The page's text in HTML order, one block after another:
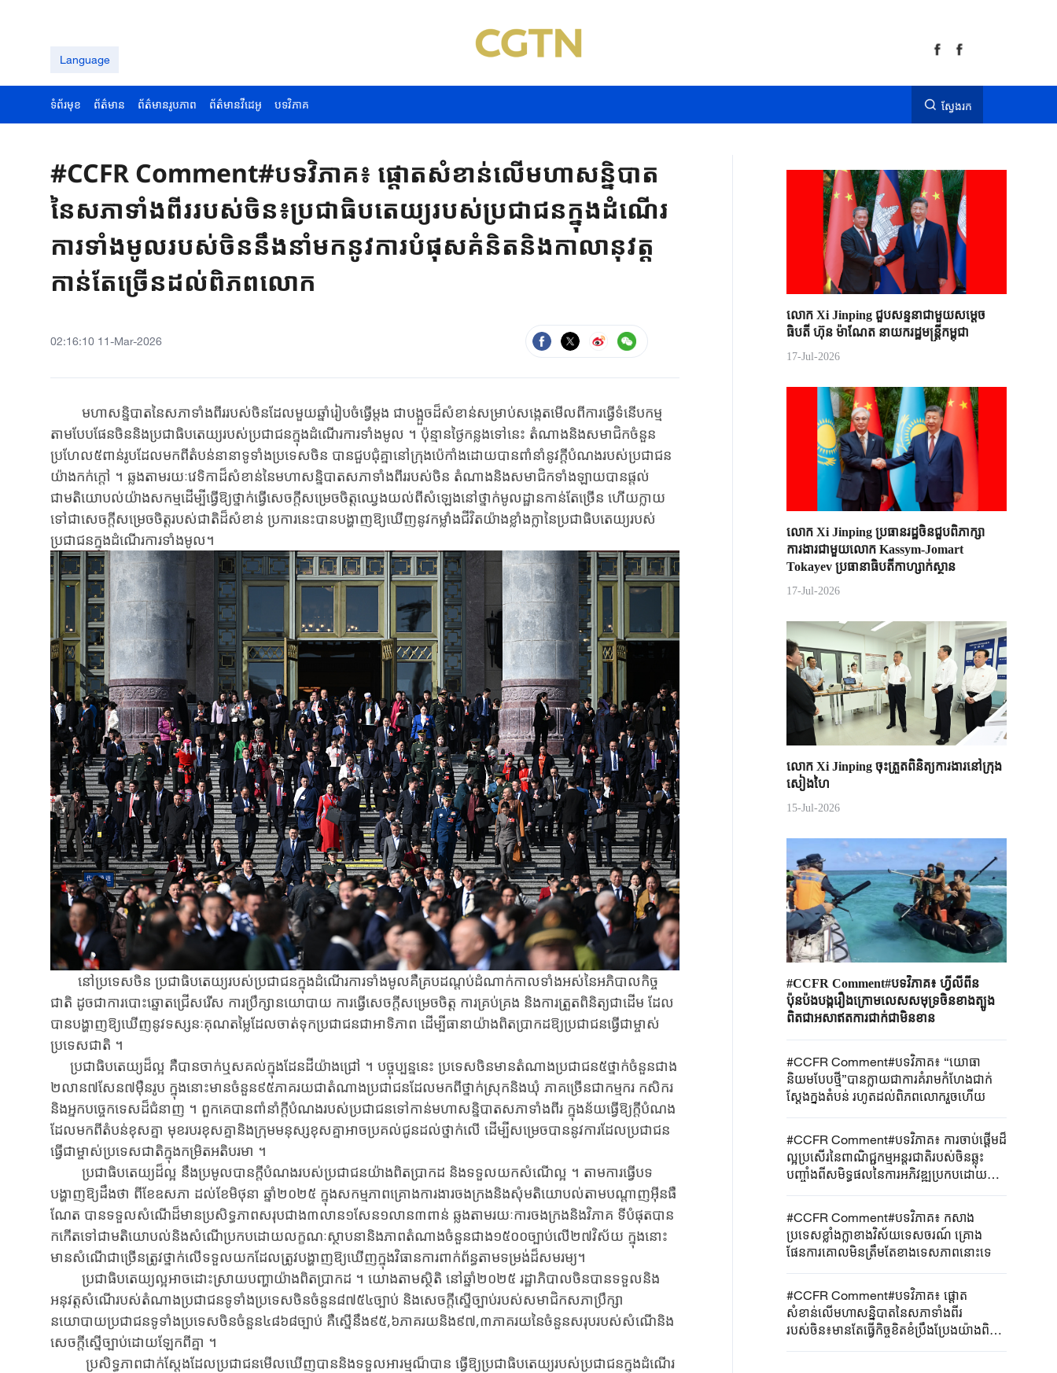
Language
ទំព័រមុខ ព័ត៌មាន ព័ត៌មានរូបភាព ព័ត៌មានវីដេអូ បទវិភាគ ស្វែងរក
#CCFR Comment#បទវិភាគ៖ ផ្តោតសំខាន់លើមហាសន្និបាត
នៃសភាទាំងពីររបស់ចិន៖ប្រជាធិបតេយ្យរបស់ប្រជាជនក្នុងដំណើរ
ការទាំងមូលរបស់ចិននឹងនាំមកនូវការបំផុសគំនិតនិងកាលានុវត្ត
កាន់តែច្រើនដល់ពិភពលោក
02:16:10 11-Mar-2026
មហាសន្និបាតនៃសភាទាំងពីរ​របស់​ចិនដែល​មួយ​ឆ្នាំ​រៀប​ចំ​ធ្វើ​ម្តង ជា​បង្អួច​ដ៏សំខាន់​ស​ម្រាប់​សង្កេត​មើល​ពី​ការ​ធ្វើ​ទំនើប​កម្ម​
តាម​បែប​ផែន​ចិន​និង​ប្រជាធិបតេយ្យ​របស់​ប្រ​ជា​ជន​ក្នុង​ដំណើរការទាំងមូល ។ ប៉ុន្មាន​ថ្ងៃ​កន្លង​ទៅនេះ តំណាង​និង​សមាជិក​ចំនួន
ប្រហែល​៥​ពាន់​រូប​ដែល​មក​ពីតំបន់​នានា​​ទូទាំង​ប្រទេសចិន​ បាន​ជួប​ជុំ​គ្នា​នៅក្រុង​ប៉េកាំង​ដោយ​បានពាំ​នាំ​នូវ​ក្តីបំណងរបស់ប្រជាជន
យ៉ាង​កក់ក្តៅ ។ ​ឆ្លង​តាម​រយៈវេទិកា​ដ៏សំខាន់​នៃ​មហាសន្និបាត​សភាទាំង​ពីរ​របស់​ចិន​ តំណាង​និង​សមាជិក​ទាំងឡាយ​បាន​ផ្តល់
ជាមតិយោបល់យ៉ាង​សកម្ម​ដើម្បី​ធ្វើ​ឱ្យ​ថ្នាក់ធ្វើ​សេចក្តីសម្រេចចិត្ត​ឈ្វេង​យល់​ពី​​សំឡេង​នៅ​ថ្នាក់​មូលដ្ឋាន​កាន់តែច្រើន​ ​ហើយ​ក្លាយ​
ទៅជា​សេចក្តី​សម្រេច​ចិត្ត​របស់​ជាតិ​ដ៏សំខាន់​ ប្រកា​រនេះ​បាន​បង្ហាញ​ឱ្យ​ឃើញនូ​វ​កម្លាំង​ជីវិត​យ៉ាង​ខ្លាំង​ក្លា​នៃ​ប្រជាធិបតេយ្យរបស់
ប្រជាជនក្នុងដំណើរការទាំងមូល។
នៅប្រទេស​ចិន​ ប្រជាធិបតេយ្យរបស់ប្រជាជនក្នុង​ដំណើរការទាំងមូលគឺគ្រប​ដណ្តប់​ដំណា​ក់​កាលទាំង​អស់​នៃអភិបាល​កិច្ច​
ជាតិ​ ដូច​ជា​ការ​បោះឆ្នោតជ្រើសរើស ការ​ប្រឹក្សា​នយោ​បាយ​ ការ​ធ្វើ​សេចក្តី​សម្រេចចិត្ត​ ការ​គ្រប់​គ្រង​ និង​ការ​ត្រួត​ពិនិត្យ​ជាដើម​ ដែល​
បាន​បង្ហា​ញ​ឱ្យ​ឃើញនូវ​​ទស្សនៈគុណតម្លៃដែល​ចាត់​ទុក​ប្រជាជន​ជា​អាទិភាព ដើម្បីធានា​យ៉ាង​ពិត​ប្រា​ក​ដ​ឱ្យ​ប្រជាជនធ្វើជាម្ចាស់
ប្រទេស​ជាតិ ។
ប្រជាធិបតេយ្យដ៏ល្អ គឺបាន​ចាក់ឬសគល់ក្នុងដែន​ដី​យ៉ាងជ្រៅ ។ បច្ចុប្បន្ន​នេះ ប្រ​ទេ​ស​ចិន​មាន​តំណាង​ប្រជាជន​៥ថ្នាក់​ចំនួន​ជាង​
២លាន​៧សែន​៧ម៉ឺន​រូប ក្នុង​នោះ​មាន​ចំនួន​៩៥​ភាគ​រយ​ជាតំណាង​ប្រជាជន​ដែល​មក​ពី​ថ្នាក់​ស្រុក​និង​ឃុំ ភាគច្រើន​ជា​កម្មករ​ កសិករ​
និង​អ្នក​បច្ចេកទេសដ៏​ជំនាញ​​ ។ ពួក​គេ​បាន​ពាំនាំ​​ក្តីបំណង​របស់​ប្រជាជន​ទៅកាន់​មហាសន្និបាត​សភា​ទាំង​ពីរ​ ក្នុង​ន័យ​ធ្វើ​ឱ្យ​ក្តីបំណង​
ដែល​មក​ពី​តំបន់​ខុស​គ្នា មុខ​របរ​ខុស​គ្នា​និងក្រុម​​មនុស្ស​ខុស​គ្នា​អាច​ប្រគល់​ជូន​ដល់​ថ្នាក់​លើ​ ដើម្បី​សម្រេច​បាន​នូវ​ការ​ដែល​ប្រជាជ​ន​
ធ្វើ​ជា​ម្ចាស់​​ប្រ​ទេស​ជាតិក្នុងកម្រិតអតិបរមា ។
ប្រជាធិបតេយ្យដ៏ល្អ នឹងប្រមូល​បាន​ក្តីបំណង​របស់​ប្រជាជន​យ៉ាង​ពិត​ប្រាកដ និង​ទទួល​យក​សំណើល្អ ។ តាមការធ្វើ​បទ​
បង្ហាញ​​ឱ្យដឹងថា ពីខែ​ឧសភា ដល់​ខែ​មិថុនា​ ឆ្នាំ​២០​​២៥ ក្នុង​សកម្មភាពគ្រោង​ការងារចងក្រងនិង​​សុំមតិយោបល់តាម​បណ្តាញអ៊ីនធឺ​
ណែត បាន​ទទួល​សំណើដ៏មាន​ប្រសិទ្ធភាពសរុប​ជាង​៣លាន​១សែន​១លាន​៣ពាន់​ ឆ្លង​តាមរយៈការ​ចង​ក្រង​និង​វិភាគ ទីបំផុត​បាន
កកើត​ទៅជា​មតិ​យោបល់​និង​សំណើ​ប្រក​បដោយ​លក្ខណៈ​ស្ថា​ប​នា​និង​ភាពតំណាង​ចំនួន​ជាង​១៥០០ច្បាប់​លើ​២៧វិស័យ​ ក្នុង​នោះ​
មាន​សំណើ​ជា​ច្រើន​ត្រូ​វ​ថ្នាក់​លើ​ទទួល​យក​ដែល​ត្រូវ​បង្ហាញ​ឱ្យ​ឃើញ​​ក្នុង​វិធានការ​ពាក់ព័ន្ធតាម​ទម្រង់​ដ៏សមរម្យ​។
ប្រជាធិបតេយ្យល្អ​អាច​ដោះ​ស្រាយ​បញ្ហា​យ៉ាង​ពិត​ប្រាកដ ។ យោងតាម​ស្ថិតិ នៅឆ្នាំ​២០​២៥ រដ្ឋាភិបាល​ចិន​បាន​ទទួល​និង​
អនុវត្ត​សំណើ​របស់​តំណាងប្រជាជន​ទូទាំង​ប្រទេស​ចិន​ចំនួន​៨៧៥៤ច្បាប់ និង​សេចកី្តស្នើច្បាប់របស់​សមាជិក​សភាប្រឹក្សា
នយោបាយ​ប្រជាជន​​ទូ​ទាំង​ប្រទេស​ចិន​ចំនួន​៤៨៦៨ច្បាប់ គឺស្នើនឹង​៩៥,៦ភាគរយ​និង​៩៧,៣ភាគរយ​នៃ​ចំនួន​សរុប​របស់​សំណើ​និង​​
សេចកី្តស្នើច្បាប់ដោយ​ឡែក​ពីគ្នា ។
ប្រសិទ្ធភាពជាក់ស្តែង​ដែល​ប្រជាជន​មើលឃើញបាន​និង​ទទួល​អារម្មណ៏បាន​ ធ្វើ​ឱ្យ​ប្រ​ជាធិបតេយ្យរបស់ប្រជាជនក្នុងដំណើរ
លោក Xi Jinping ជួបសន្ទនាជាមួយសម្តេច
ធិបតី ហ៊ុន ម៉ាណែត នាយករដ្ឋមន្ត្រីកម្ពុជា
17-Jul-2026
លោក Xi Jinping ប្រធានរដ្ឋចិន​ជួបពិភាក្សា​
ការងារជាមួយ​លោក Kassym-Jomart ​
Tokayev ​ប្រធានាធិបតី​កាហ្សាក់ស្ថាន​
17-Jul-2026
លោក Xi Jinping ចុះត្រួតពិនិត្យការងារនៅក្រុង
សៀងហៃ
15-Jul-2026
#CCFR Comment#បទវិភាគ៖ ហ្វីលីពីន
ប៉ុនប៉ងបង្ករឿងក្រោមលេសសមុទ្រចិនខាងត្បូង
ពិតជាអសាឥតការជាក់ជាមិនខាន
#CCFR Comment#បទវិភាគ៖ “យោធា
និយមបែបថ្មី”បានក្លាយជាការគំរាមកំហែងជាក់
ស្តែងក្នុងតំបន់ រហូតដល់ពិភពលោករួចហើយ
#CCFR Comment#បទវិភាគ៖ ការចាប់ផ្តើមដ៏
ល្អប្រសើរនៃពាណិជ្ជកម្មអន្តរជាតិរបស់ចិនឆ្លុះ
បញ្ចាំងពីសមិទ្ធផលនៃការអភិវឌ្ឍប្រកបដោយ
គុណភាពខ្ពស់របស់សេដ្ឋកិច្ចចិន
#CCFR Comment#បទវិភាគ៖ កសាង
ប្រទេសខ្លាំងក្លាខាងវិស័យទេសចរណ៍ គ្រោង
ផែនការគោលមិនត្រឹមតែខាងទេសភាពនោះទេ
#CCFR Comment#បទវិភាគ៖ ផ្តោត
សំខាន់លើមហាសន្និបាតនៃសភាទាំងពីរ
របស់ចិន៖មានតែធ្វើកិច្ចខិតខំប្រឹងប្រែងយ៉ាងពិត
ប្រាកដទេ ទើបអាចសម្រចបាននូវសមិទ្ធផលពិត